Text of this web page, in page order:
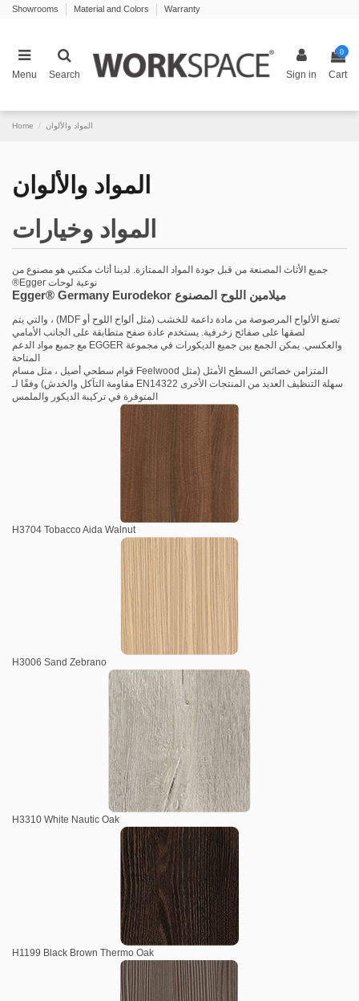
Showrooms Material and Colors Warranty
Menu Search Sign in
0
Cart
Home المواد والألوان
المواد والألوان
المواد وخيارات
جميع الأثاث المصنعة من قبل جودة المواد الممتازة. لدينا أثاث مكتبي هو مصنوع من
نوعية لوحات Egger®
Egger® Germany Eurodekor ميلامين اللوح المصنوع
تصنع الألواح المرصوصة من مادة داعمة للخشب (مثل ألواح اللوح أو MDF) ، والتي يتم
لصقها على صفائح زخرفية. يستخدم عادة صفح متطابقة على الجانب الأمامي
والعكسي. يمكن الجمع بين جميع الديكورات في مجموعة EGGER مع جميع مواد الدعم
المتاحة
قوام سطحي أصيل ، مثل مسام Feelwood المتزامن خصائص السطح الأمثل (مثل
مقاومة التآكل والخدش) وفقًا لـ EN14322 سهلة التنظيف العديد من المنتجات الأخرى
المتوفرة في تركيبة الديكور والملمس
H3704 Tobacco Aida Walnut
H3006 Sand Zebrano
H3310 White Nautic Oak
H1199 Black Brown Thermo Oak